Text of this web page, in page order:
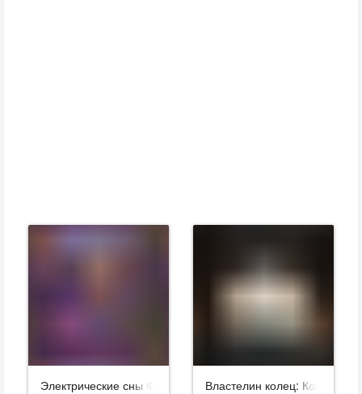
Электрические сны Филипа К. ДикаВластелин колец: Кольца